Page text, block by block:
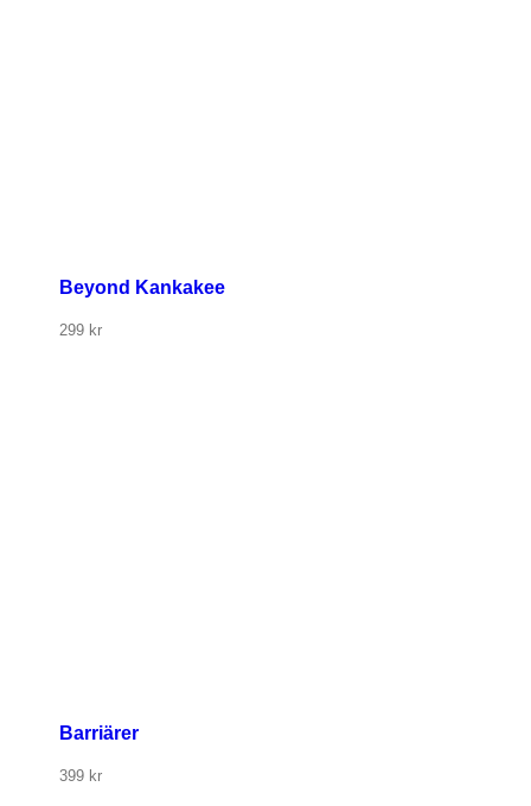
Beyond Kankakee
299 kr
Barriärer
399 kr